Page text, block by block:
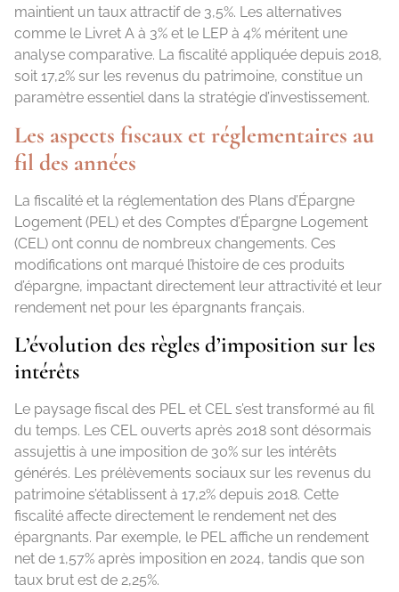
maintient un taux attractif de 3,5%. Les alternatives
comme le Livret A à 3% et le LEP à 4% méritent une
analyse comparative. La fiscalité appliquée depuis 2018,
soit 17,2% sur les revenus du patrimoine, constitue un
paramètre essentiel dans la stratégie d’investissement.
Les aspects fiscaux et réglementaires au
fil des années
La fiscalité et la réglementation des Plans d’Épargne
Logement (PEL) et des Comptes d’Épargne Logement
(CEL) ont connu de nombreux changements. Ces
modifications ont marqué l’histoire de ces produits
d’épargne, impactant directement leur attractivité et leur
rendement net pour les épargnants français.
L’évolution des règles d’imposition sur les
intérêts
Le paysage fiscal des PEL et CEL s’est transformé au fil
du temps. Les CEL ouverts après 2018 sont désormais
assujettis à une imposition de 30% sur les intérêts
générés. Les prélèvements sociaux sur les revenus du
patrimoine s’établissent à 17,2% depuis 2018. Cette
fiscalité affecte directement le rendement net des
épargnants. Par exemple, le PEL affiche un rendement
net de 1,57% après imposition en 2024, tandis que son
taux brut est de 2,25%.